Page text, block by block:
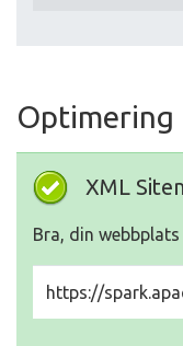
Optimering
XML
Bra, din
https://